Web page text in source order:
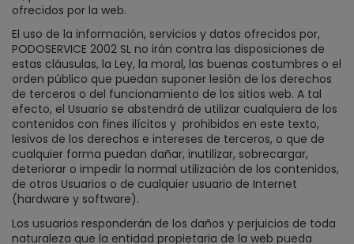
ofrecidos por la web.
El uso de la información, servicios y datos ofrecidos por,
PODOSERVICE 2002 SL no irán contra las disposiciones de
estas cláusulas, la Ley, la moral, las buenas costumbres o el
orden público que puedan suponer lesión de los derechos
de terceros o del funcionamiento de los sitios web. A tal
efecto, el Usuario se abstendrá de utilizar cualquiera de los
contenidos con fines ilícitos y prohibidos en este texto,
lesivos de los derechos e intereses de terceros, o que de
cualquier forma puedan dañar, inutilizar, sobrecargar,
deteriorar o impedir la normal utilización de los contenidos,
de otros Usuarios o de cualquier usuario de Internet
(hardware y software).
Los usuarios responderán de los daños y perjuicios de toda
naturaleza que la entidad propietaria de la web pueda